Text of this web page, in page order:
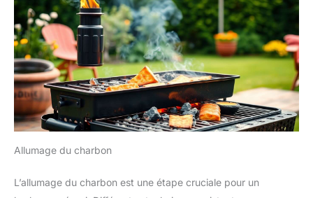
Allumage du charbon
L’allumage du charbon est une étape cruciale pour un